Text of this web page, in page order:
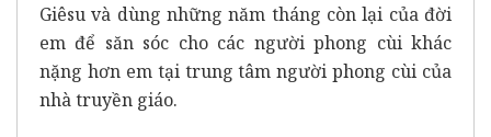
Giêsu và dùng những năm tháng còn lại của đời
em để săn sóc cho các người phong cùi khác
nặng hơn em tại trung tâm người phong cùi của
nhà truyền giáo.